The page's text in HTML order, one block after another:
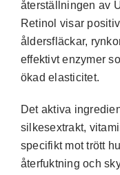
återställningen av
Retinol visar
åldersfläckar,
effektivt enzymer
ökad elasticitet.
Det aktiva
silkesextrakt,
specifikt mot trött
återfuktning och